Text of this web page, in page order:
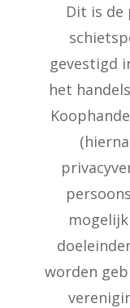
Dit is de
gevestigd
het
worden